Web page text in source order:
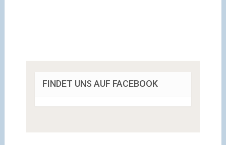
FINDET UNS AUF FACEBOOK